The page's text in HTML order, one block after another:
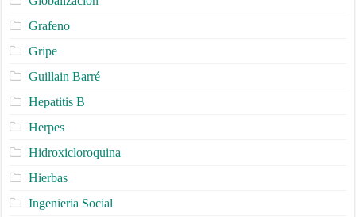
Grafeno
Gripe
Guillain Barré
Hepatitis B
Herpes
Hidroxicloroquina
Hierbas
Ingenieria Social